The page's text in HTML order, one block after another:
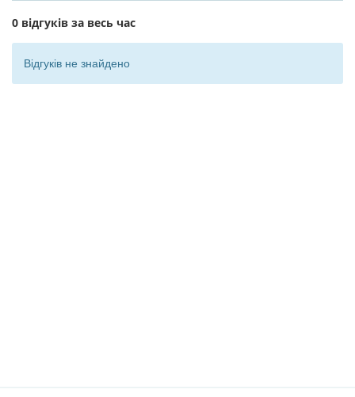
0 відгуків за весь час
Відгуків не знайдено